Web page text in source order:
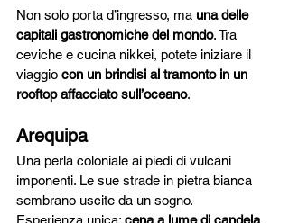
Non solo porta d’ingresso, ma una delle
capitali gastronomiche del mondo. Tra
ceviche e cucina nikkei, potete iniziare il
viaggio con un brindisi al tramonto in un
rooftop affacciato sull’oceano.
Arequipa
Una perla coloniale ai piedi di vulcani
imponenti. Le sue strade in pietra bianca
sembrano uscite da un sogno.